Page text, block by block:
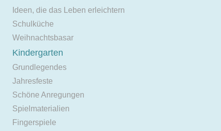
Ideen, die das Leben erleichtern
Schulküche
Weihnachtsbasar
Kindergarten
Grundlegendes
Jahresfeste
Schöne Anregungen
Spielmaterialien
Fingerspiele